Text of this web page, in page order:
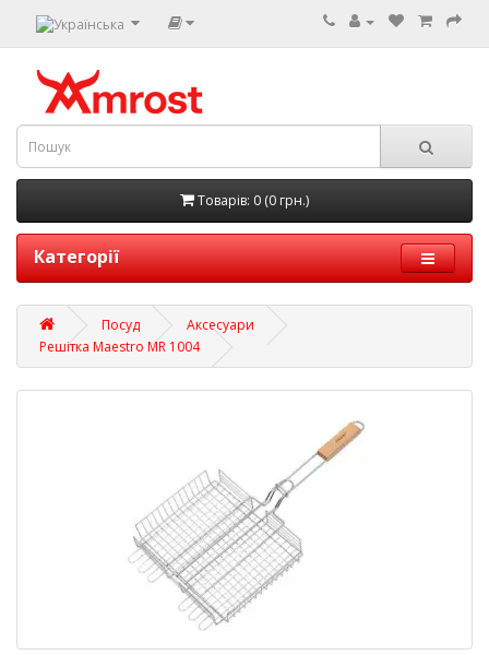
Товарів: 0 (0 грн.)
Категорії
Посуд
Аксесуари
Решітка Maestro MR 1004